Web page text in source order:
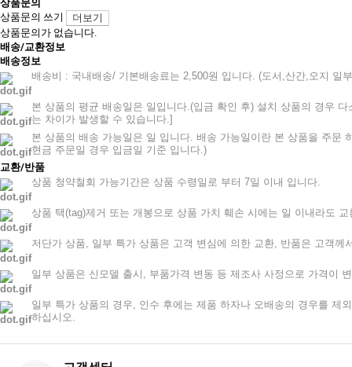
상품문의
상품문의 쓰기
더보기
상품문의가 없습니다.
배송/교환정보
배송정보
배송비 : 국내배송/ 기본배송료는 2,500원 입니다. (도서,산간,오지
본 상품의 평균 배송일은 일입니다.(입금 확인 후) 설치 상품의 경우
는 차이가 발생할 수 있습니다.]
본 상품의 배송 가능일은 일 입니다. 배송 가능일이란 본 상품을 주문
현금 주문일 경우 입금일 기준 입니다.)
교환/반품
상품 청약철회 가능기간은 상품 수령일로 부터 7일 이내 입니다.
상품 택(tag)제거 또는 개봉으로 상품 가치 훼손 시에는 일 이내라도
저단가 상품, 일부 특가 상품은 고객 변심에 의한 교환, 반품은 고객
일부 상품은 신모델 출시, 부품가격 변동 등 제조사 사정으로 가격이
일부 특가 상품의 경우, 인수 후에는 제품 하자나 오배송의 경우를 제
하십시오.